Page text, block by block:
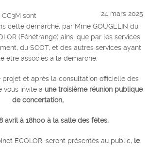
24 mars 2025
sont
cette démarche, par Mme GOUGELIN du
(Fénétrange) ainsi que par les services
du SCOT, et des autres services ayant
être associés à la démarche.
projet et après la consultation officielle des
vous invite à une troisième réunion publique
de concertation,
avril à 18h00 à la salle des fêtes.
ECOLOR, seront présentés au public, le